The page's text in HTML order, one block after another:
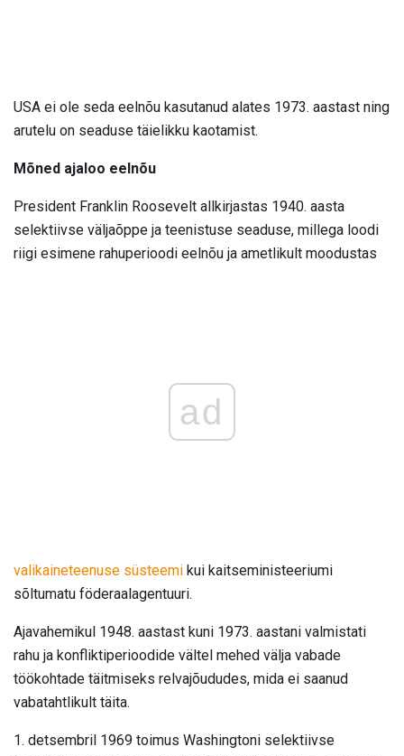
USA ei ole seda eelnõu kasutanud alates 1973. aastast ning
arutelu on seaduse täielikku kaotamist.
Mõned ajaloo eelnõu
President Franklin Roosevelt allkirjastas 1940. aasta
selektiivse väljaõppe ja teenistuse seaduse, millega loodi
riigi esimene rahuperioodi eelnõu ja ametlikult moodustas
ad
valikaineteenuse süsteemi kui kaitseministeeriumi
sõltumatu föderaalagentuuri.
Ajavahemikul 1948. aastast kuni 1973. aastani valmistati
rahu ja konfliktiperioodide vältel mehed välja vabade
töökohtade täitmiseks relvajõududes, mida ei saanud
vabatahtlikult täita.
1. detsembril 1969 toimus Washingtoni selektiivse